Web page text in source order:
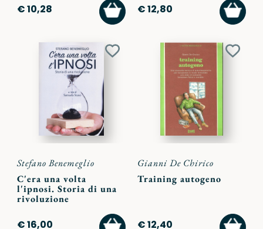
€ 10,28
AGGIUNGI
AL
CARRELLO
€ 12,80
AL
Aggiungi
Stefano Benemeglio
C'era una volta
l'ipnosi. Storia di una
rivoluzione
€ 16,00
AGGIUNGI
Gianni De Chirico
Training autogeno
€ 12,40